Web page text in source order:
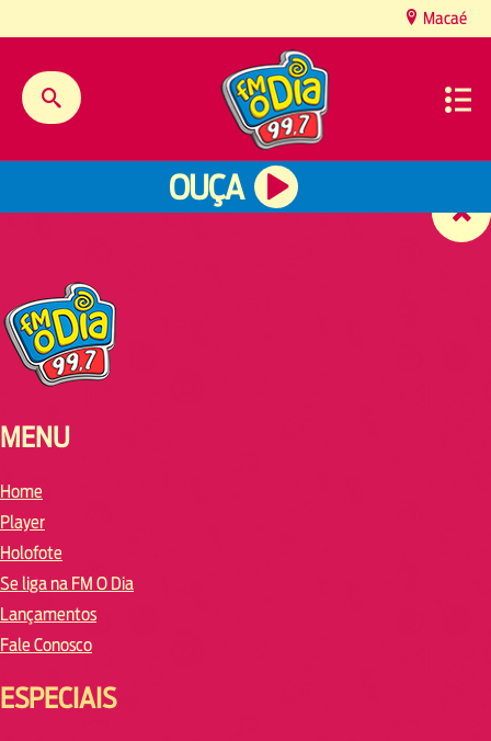
Macaé
OUÇA
MENU
Home
Player
Holofote
Se liga na FM O Dia
Lançamentos
Fale Conosco
ESPECIAIS